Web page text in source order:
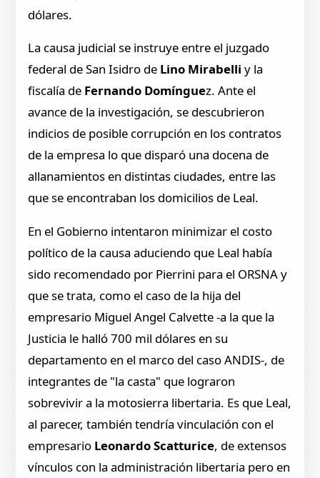
dólares.
La causa judicial se instruye entre el juzgado
federal de San Isidro de Lino Mirabelli y la
fiscalía de Fernando Domínguez. Ante el
avance de la investigación, se descubrieron
indicios de posible corrupción en los contratos
de la empresa lo que disparó una docena de
allanamientos en distintas ciudades, entre las
que se encontraban los domicilios de Leal.
En el Gobierno intentaron minimizar el costo
político de la causa aduciendo que Leal había
sido recomendado por Pierrini para el ORSNA y
que se trata, como el caso de la hija del
empresario Miguel Angel Calvette -a la que la
Justicia le halló 700 mil dólares en su
departamento en el marco del caso ANDIS-, de
integrantes de "la casta" que lograron
sobrevivir a la motosierra libertaria. Es que Leal,
al parecer, también tendría vinculación con el
empresario Leonardo Scatturice, de extensos
vínculos con la administración libertaria pero en